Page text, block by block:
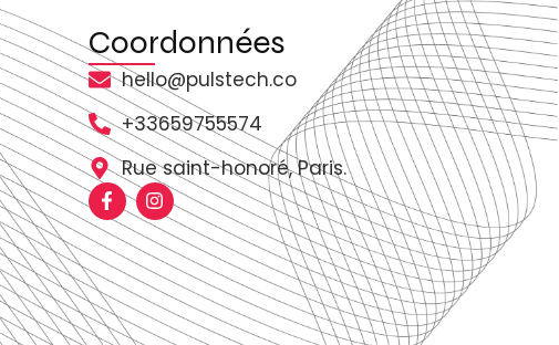
Coordonnées
hello@pulstech.co
+33659755574
Rue saint-honoré, Paris.